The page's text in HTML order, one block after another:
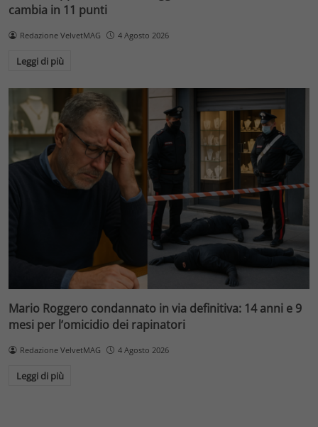
cambia in 11 punti
Redazione VelvetMAG 4 Agosto 2026
Leggi di più
Mario Roggero condannato in via definitiva: 14 anni e 9
mesi per l’omicidio dei rapinatori
Redazione VelvetMAG 4 Agosto 2026
Leggi di più